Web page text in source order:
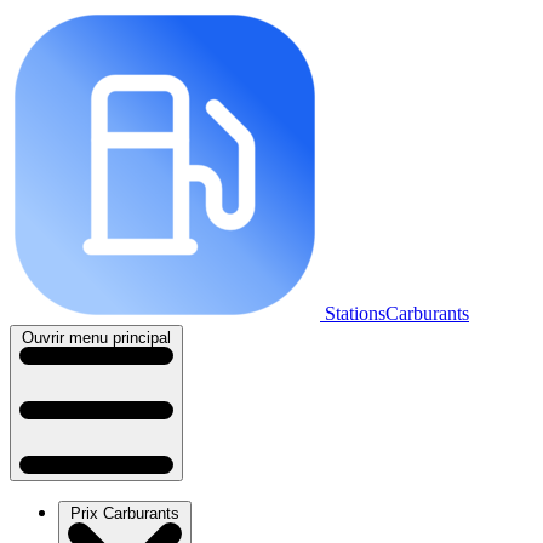
StationsCarburants
Ouvrir menu principal
Prix Carburants